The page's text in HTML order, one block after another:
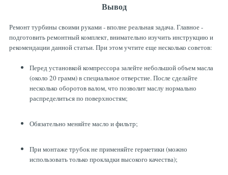
Вывод
Ремонт турбины своими руками - вполне реальная задача. Главное -
подготовить ремонтный комплект, внимательно изучить инструкцию и
рекомендации данной статьи. При этом учтите еще несколько советов:
Перед установкой компрессора залейте небольшой объем масла
(около 20 грамм) в специальное отверстие. После сделайте
несколько оборотов валом, что позволит маслу нормально
распределиться по поверхностям;
Обязательно меняйте масло и фильтр;
При монтаже трубок не применяйте герметики (можно
использовать только прокладки высокого качества);